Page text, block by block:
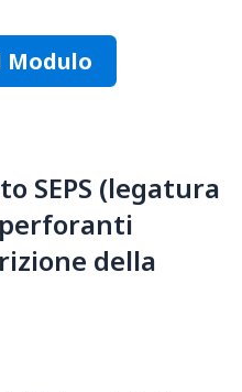
Modulo
SEPS (legatura
della